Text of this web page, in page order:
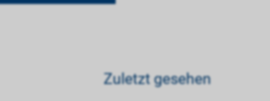
Zuletzt gesehen